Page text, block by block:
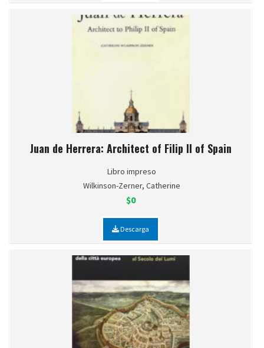
Juan de Herrera: Architect of Filip II of Spain
Libro impreso
Wilkinson-Zerner, Catherine
$0
Descarga